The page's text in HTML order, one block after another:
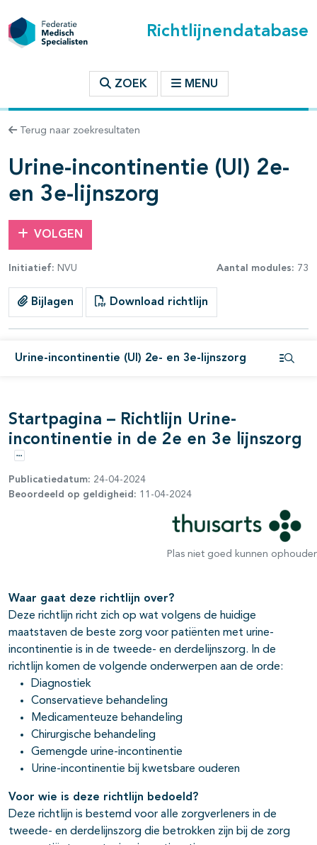
Richtlijnendatabase
ZOEK MENU
Terug naar zoekresultaten
Urine-incontinentie (UI) 2e-
en 3e-lijnszorg
VOLGEN
Initiatief: NVU Aantal modules: 73
Bijlagen Download richtlijn
Urine-incontinentie (UI) 2e- en 3e-lijnszorg
binnen deze richtlijn
open- en dichtklappen
open- en dichtklappen
open- en dichtklappen
open- en dichtklappen
open- en dichtklappen
Startpagina – Richtlijn Urine-
incontinentie in de 2e en 3e lijnszorg
Opties
Publicatiedatum: 24-04-2024
Beoordeeld op geldigheid: 11-04-2024
Plas niet goed kunnen
Waar gaat deze richtlijn over?
Deze richtlijn richt zich op wat volgens de huidige
maatstaven de beste zorg voor patiënten met urine-
incontinentie is in de tweede- en derdelijnszorg. In de
richtlijn komen de volgende onderwerpen aan de orde:
Diagnostiek
Conservatieve behandeling
Medicamenteuze behandeling
Chirurgische behandeling
Gemengde urine-incontinentie
Urine-incontinentie bij kwetsbare ouderen
Voor wie is deze richtlijn bedoeld?
Deze richtlijn is bestemd voor alle zorgverleners in de
tweede- en derdelijnszorg die betrokken zijn bij de zorg